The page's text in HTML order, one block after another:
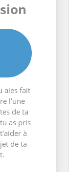
aies fait
l'une
de ta
as pris
à
de ta